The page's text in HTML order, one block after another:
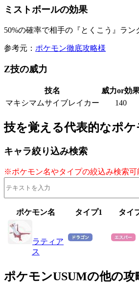
ミストボールの効果
50%の確率で相手の『とくこう』ラン
参考元： ポケモン徹底攻略様
Z技の威力
技名
威力or効
マキシマムサイブレイカー
140
技を覚える代表的なポケ
キャラ絞り込み検索
※ポケモン名やタイプの絞込み検索可
ポケモン名 タイプ1 タイ
ラティア
ス
ポケモンUSUMの他の攻